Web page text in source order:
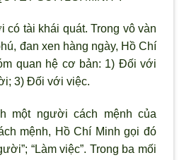
có tài khái quát. Trong vô vàn
đan xen hàng ngày, Hồ Chí
quan hệ cơ bản: 1) Đối với
3) Đối với việc.
một người cách mệnh của
mệnh, Hồ Chí Minh gọi đó
“Làm việc”. Trong ba mối